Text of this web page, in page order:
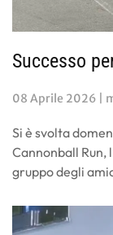
Successo
08 Aprile 2026 |
Si è svolta
Cannonball Run,
gruppo degli